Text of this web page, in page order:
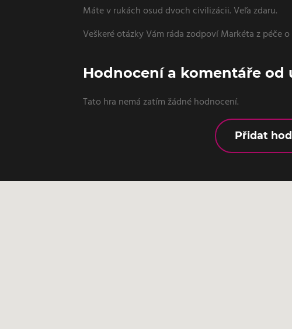
Máte v rukách osud dvoch civilizácii. Veľa zdaru.
Veškeré otázky Vám ráda zodpoví Markéta z péče o
Hodnocení a komentáře od
Tato hra nemá zatím žádné hodnocení.
Přidat